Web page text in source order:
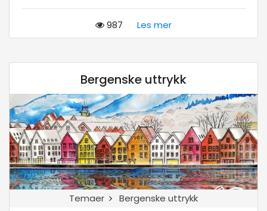
987 Les mer
Bergenske uttrykk
Temaer Bergenske uttrykk